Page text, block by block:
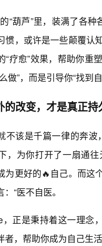
“葫芦”里，装满了各
惯，或许是一些颠覆认
“疗愈”效果，帮助你重
做”，而是引导你“找到自
改变，才是真正持
不该是千篇一律的奔
，为你打开了一扇通
为更好的🔥自己。而这
“医不自医。
，正是秉持着这一理念
，帮助你成为自己生活